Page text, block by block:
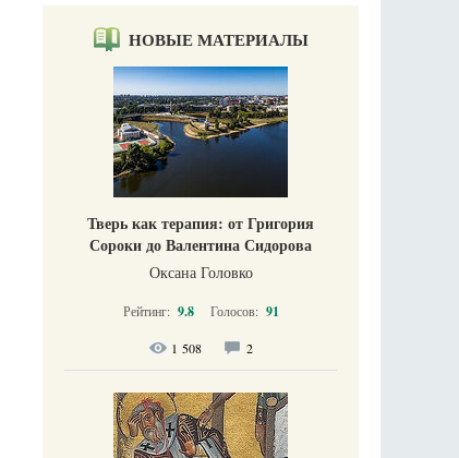
НОВЫЕ МАТЕРИАЛЫ
Тверь как терапия: от Григория
Сороки до Валентина Сидорова
Оксана Головко
Рейтинг: 9.8 Голосов: 91
1 508 2